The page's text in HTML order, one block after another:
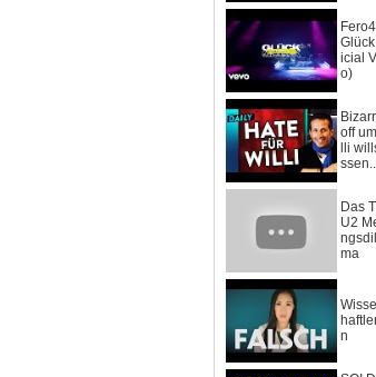
icial
o)
off
lli
Das
U2
ma
n